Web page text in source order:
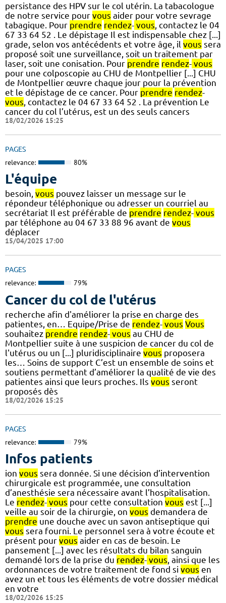
persistance des HPV sur le col utérin. La tabacologue
de notre service pour vous aider pour votre sevrage
tabagique. Pour prendre rendez- vous , contactez le 04
67 33 64 52 . Le dépistage Il est indispensable chez [...]
grade, selon vos antécédents et votre âge, il vous sera
proposé soit une surveillance, soit un traitement par
laser, soit une conisation. Pour prendre rendez- vous
pour une colposcopie au CHU de Montpellier [...] CHU
de Montpellier œuvre chaque jour pour la prévention
et le dépistage de ce cancer. Pour prendre rendez-
vous , contactez le 04 67 33 64 52 . La prévention Le
cancer du col l’utérus, est un des seuls cancers
18/02/2026 15:25
PAGES
relevance: 80%
L'équipe
besoin, vous pouvez laisser un message sur le
répondeur téléphonique ou adresser un courriel au
secrétariat Il est préférable de prendre rendez- vous
par téléphone au 04 67 33 88 96 avant de vous
déplacer
15/04/2025 17:00
PAGES
relevance: 79%
Cancer du col de l'utérus
recherche afin d'améliorer la prise en charge des
patientes, en… Equipe/Prise de rendez- vous Vous
souhaitez prendre rendez- vous au CHU de
Montpellier suite à une suspicion de cancer du col de
l'utérus ou un [...] pluridisciplinaire vous proposera
les… Soins de support C’est un ensemble de soins et
soutiens permettant d’améliorer la qualité de vie des
patientes ainsi que leurs proches. Ils vous seront
proposés dès
18/02/2026 15:25
PAGES
relevance: 79%
Infos patients
ion vous sera donnée. Si une décision d’intervention
chirurgicale est programmée, une consultation
d’anesthésie sera nécessaire avant l’hospitalisation.
Le rendez- vous pour cette consultation vous est [...]
veille au soir de la chirurgie, on vous demandera de
prendre une douche avec un savon antiseptique qui
vous sera fourni. Le personnel sera à votre écoute et
présent pour vous aider en cas de besoin. Le
pansement [...] avec les résultats du bilan sanguin
demandé lors de la prise du rendez- vous, ainsi que les
ordonnances de votre traitement de fond si vous en
avez un et tous les éléments de votre dossier médical
en votre
18/02/2026 15:25